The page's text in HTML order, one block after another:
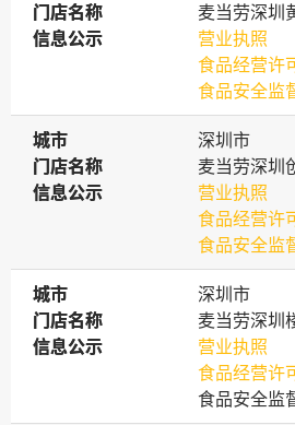
门店名称
门店名称
麦当劳深圳
信息公示
信息公示
营业执照
食品经营许
食品安全监
城市
城市
深圳市
门店名称
门店名称
麦当劳深圳
信息公示
信息公示
营业执照
食品经营许
食品安全监
城市
城市
深圳市
门店名称
门店名称
麦当劳深圳
信息公示
信息公示
营业执照
食品经营许
食品安全监